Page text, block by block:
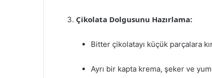
Çikolata Dolgusunu Hazırlama:
Bitter çikolatayı küçük parçalara
Ayrı bir kapta krema, şeker ve